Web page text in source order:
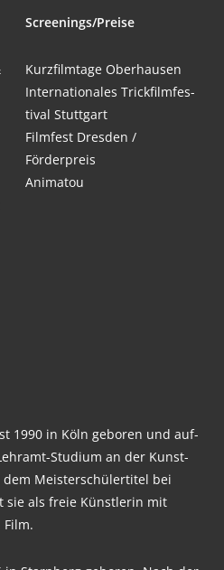
Screenings/Preise
Kurz­film­ta­ge Oberhausen
Inter­na­tio­na­les Trick­film­fes­
ti­val Stuttgart
Film­fest Dres­den /
Förderpreis
Ani­ma­tou
1990 in Köln gebo­ren und auf­
Stu­di­um an der Kunst­
Meis­ter­schü­ler­ti­tel bei
sie als freie Künst­le­rin mit